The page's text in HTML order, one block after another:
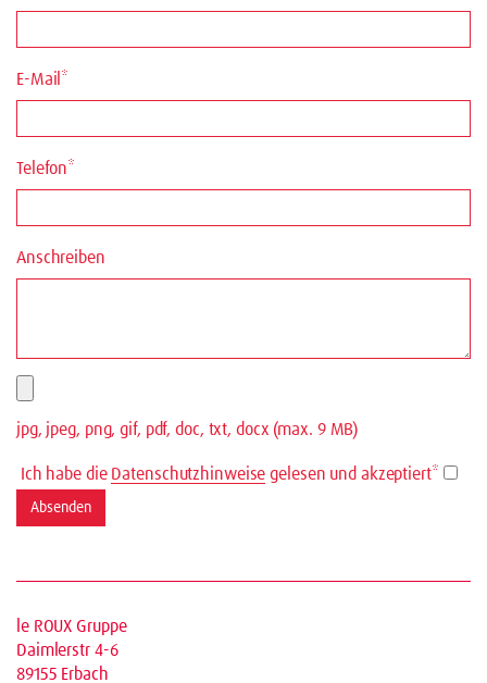
E-Mail*
Telefon*
Anschreiben
jpg, jpeg, png, gif, pdf, doc, txt, docx (max. 9 MB)
Ich habe die Datenschutzhinweise gelesen und akzeptiert*
le ROUX Gruppe
Daimlerstr 4-6
89155 Erbach